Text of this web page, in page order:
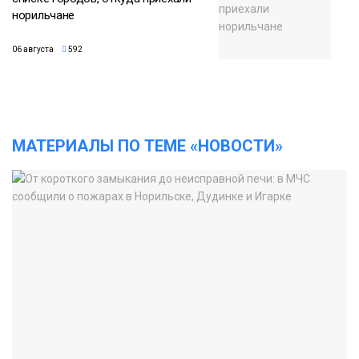
норильчане
06 августа 592
МАТЕРИАЛЫ ПО ТЕМЕ «НОВОСТИ»